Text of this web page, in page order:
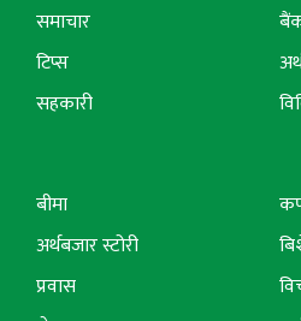
समाचार
टिप्स
सहकारी
बीमा
अर्थबजार स्टोरी
प्रवास